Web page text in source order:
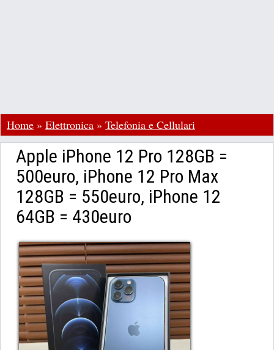
Home » Elettronica » Telefonia e Cellulari
Apple iPhone 12 Pro 128GB =
500euro, iPhone 12 Pro Max
128GB = 550euro, iPhone 12
64GB = 430euro